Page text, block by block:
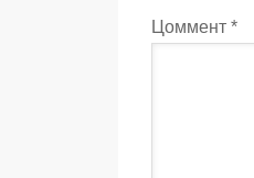
Цоммент *